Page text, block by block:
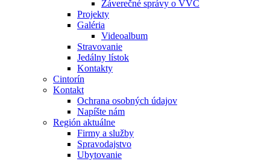
Záverečné správy o VVČ
Projekty
Galéria
Videoalbum
Stravovanie
Jedálny lístok
Kontakty
Cintorín
Kontakt
Ochrana osobných údajov
Napíšte nám
Región aktuálne
Firmy a služby
Spravodajstvo
Ubytovanie